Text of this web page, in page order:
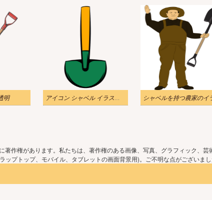
明 アイコン シャベル イラスト透明2
作権があります。私たちは、著作権のある画像、写真、グラフィック、
プトップ、モバイル、タブレットの画面背景用)。ご不明な点がございまし